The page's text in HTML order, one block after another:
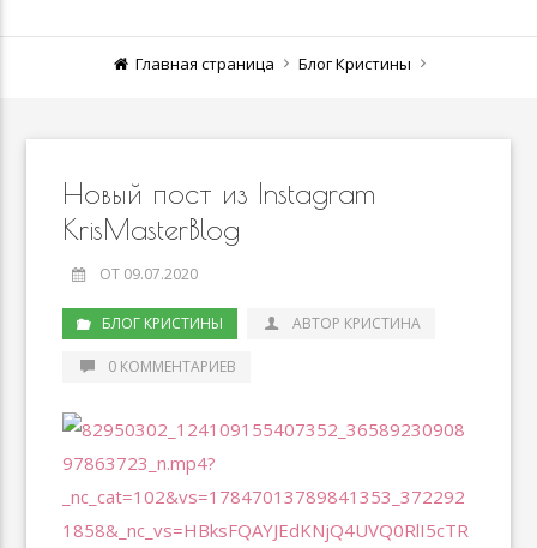
Главная страница Блог Кристины
Новый пост из Instagram
KrisMasterBlog
ОТ 09.07.2020
БЛОГ КРИСТИНЫ АВТОР КРИСТИНА
0 КОММЕНТАРИЕВ